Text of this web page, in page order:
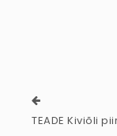
TEADE Kiviõli